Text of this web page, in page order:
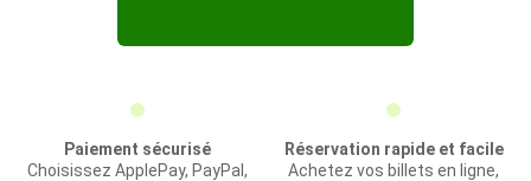
Paiement sécurisé
Choisissez ApplePay, PayPal,
Réservation rapide et facile
Achetez vos billets en ligne,